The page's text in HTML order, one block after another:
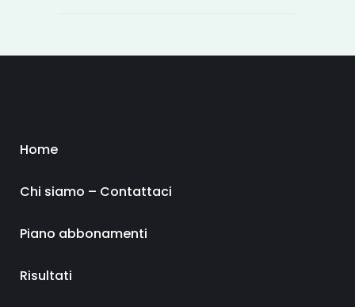
Home
Chi siamo – Contattaci
Piano abbonamenti
Risultati